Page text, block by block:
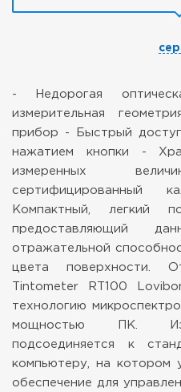
- Недорогая
измерительная
прибор - Быстрый
нажатием кнопки -
измеренных
сертифицированный
Компактный, легкий
предоставляющий
отражательной
цвета поверхности.
Tintometer RT100
технологию
мощностью ПК.
подсоединяется к
компьютеру, на котором
обеспечение для